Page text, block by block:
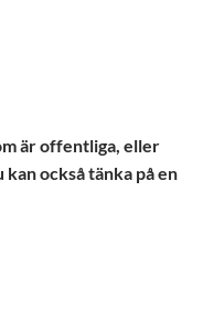
är offentliga, eller
också tänka på en